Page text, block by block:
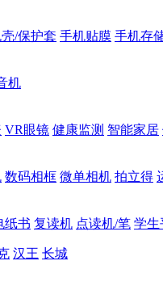
/保护套 手机贴膜 手机存
机
VR眼镜 健康监测 智能家居
数码相框 微单相机 拍立得
纸书 复读机 点读机/笔 学生
汉王 长城